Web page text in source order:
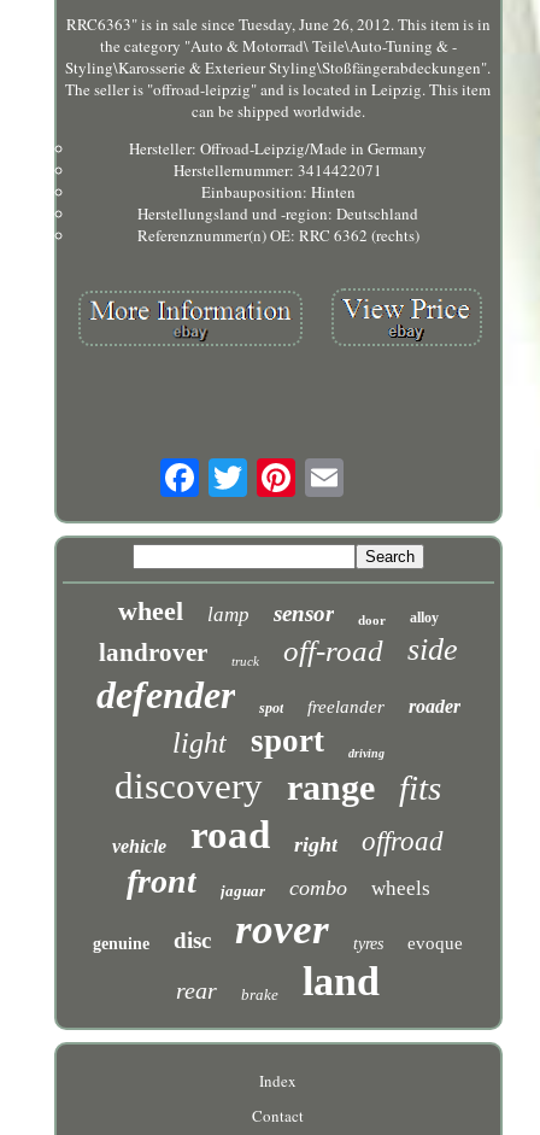
RRC6363" is in sale since Tuesday, June 26, 2012. This item is in
the category "Auto & Motorrad\ Teile\Auto-Tuning & -
Styling\Karosserie & Exterieur Styling\Stoßfängerabdeckungen".
The seller is "offroad-leipzig" and is located in Leipzig. This item
can be shipped worldwide.
Hersteller: Offroad-Leipzig/Made in Germany
Herstellernummer: 3414422071
Einbauposition: Hinten
Herstellungsland und -region: Deutschland
Referenznummer(n) OE: RRC 6362 (rechts)
wheel lamp sensor door alloy
landrover truck off-road side
defender spot freelander roader
light sport driving
discovery range fits
vehicle road right offroad
front jaguar combo wheels
genuine disc rover tyres evoque
rear brake land
Index
Contact